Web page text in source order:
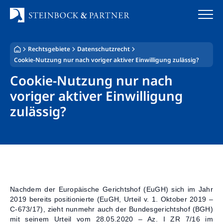
Inhalt
springen
Startseite
Kanzlei
Team
Rechtsgebiete
Stellenangebote
Rechtsgebiete
Datenschutzrecht
Cookie-Nutzung nur nach voriger aktiver Einwilligung zulässig?
Cookie-Nutzung nur nach
voriger aktiver Einwilligung
zulässig?
Nachdem der Europäische Gerichtshof (EuGH) sich im Jahr
2019 bereits positionierte (EuGH, Urteil v. 1. Oktober 2019 –
C-673/17), zieht nunmehr auch der Bundesgerichtshof (BGH)
mit seinem Urteil vom 28.05.2020 – Az. I ZR 7/16 im